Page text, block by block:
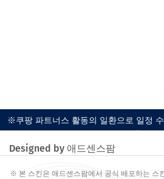
※쿠팡 파트너스 활동의 일환으로 일정
다.
Designed by 애드센스팜
※ 본 스킨은 애드센스팜에서 공식 배포하는 스